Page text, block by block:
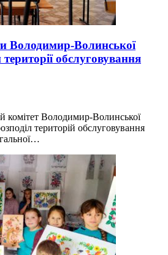
Володимир-Волинської
обслуговування
комітет Володимир-Волинської
територій обслуговування